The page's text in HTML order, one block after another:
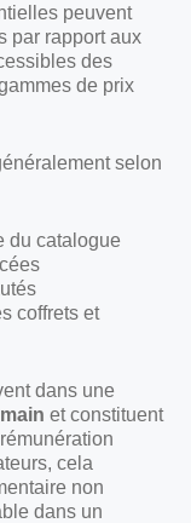
peuvent
par rapport aux
des
de prix
selon
du catalogue
coffrets et
dans une
et constituent
cela
non
dans un